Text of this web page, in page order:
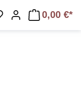
Hai 0 articoli nella
0,00 €*